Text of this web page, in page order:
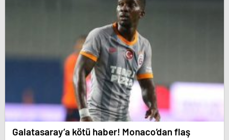
Galatasaray’a kötü haber! Monaco’dan flaş